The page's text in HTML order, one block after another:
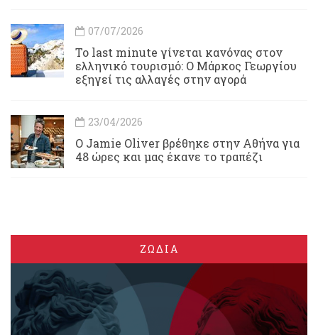
07/07/2026
Το last minute γίνεται κανόνας στον
ελληνικό τουρισμό: Ο Μάρκος Γεωργίου
εξηγεί τις αλλαγές στην αγορά
23/04/2026
Ο Jamie Oliver βρέθηκε στην Αθήνα για
48 ώρες και μας έκανε το τραπέζι
ΖΩΔΙΑ